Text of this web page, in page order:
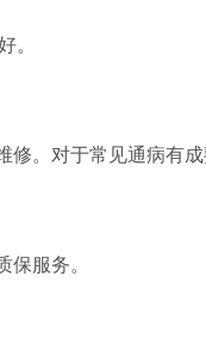
。
修。对于常见通病有
保服务。